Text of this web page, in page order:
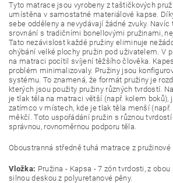
Tyto matrace jsou vyrobeny z taštičkových
umístěna v samostatné materiálové kapse.
sebe odděleny a nevydávají žádné zvuky. Navíc
srovnání s tradičními bonellovými pružinami,
Tato nezávislost každé pružiny eliminuje
ohýbání velké plochy pružin pod uživatelem. V
na matraci pocítil svíjení těžšího člověka.
problém minimalizovaly. Pružiny jsou
systému. To znamená, že formát pružiny je
kterých jsou použity pružiny různých tvrdostí.
je tlak těla na matraci větší (např. kolem boků),
zatímco v místech, kde je tlak těla menší (např.
měkčí. Toto uspořádání pružin s různou
správnou, rovnoměrnou podporu těla.
Oboustranná středně tuhá matrace z pružinové
Vložka: Pružina - Kapsa - 7 zón tvrdosti, z
silnou deskou z polyuretanové pěny.